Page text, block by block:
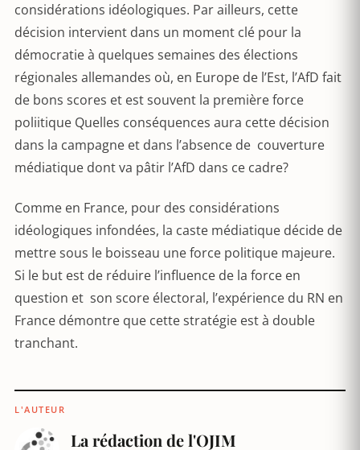
considérations idéologiques. Par ailleurs, cette
décision intervient dans un moment clé pour la
démocratie à quelques semaines des élections
régionales allemandes où, en Europe de l’Est, l’AfD fait
de bons scores et est souvent la première force
poliitique Quelles conséquences aura cette décision
dans la campagne et dans l’absence de couverture
médiatique dont va pâtir l’AfD dans ce cadre?
Comme en France, pour des considérations
idéologiques infondées, la caste médiatique décide de
mettre sous le boisseau une force politique majeure.
Si le but est de réduire l’influence de la force en
question et son score électoral, l’expérience du RN en
France démontre que cette stratégie est à double
tranchant.
L'AUTEUR
La rédaction de l'OJIM